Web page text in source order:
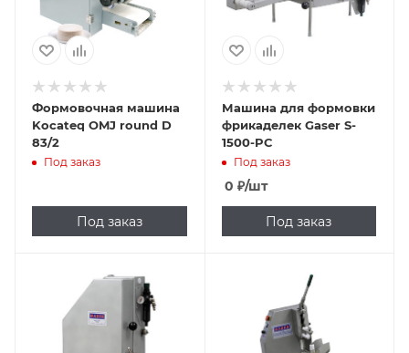
Формовочная машина
Kocateq OMJ round D
83/2
Под заказ
Под заказ
Машина для формовки
фрикаделек Gaser S-
1500-PC
Под заказ
0 ₽/шт
Под заказ